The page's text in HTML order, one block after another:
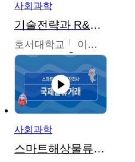
사회과학
기술전략과 R&D기획
호서대학교 이원희
사회과학
스마트해상물류관리사 교육과정